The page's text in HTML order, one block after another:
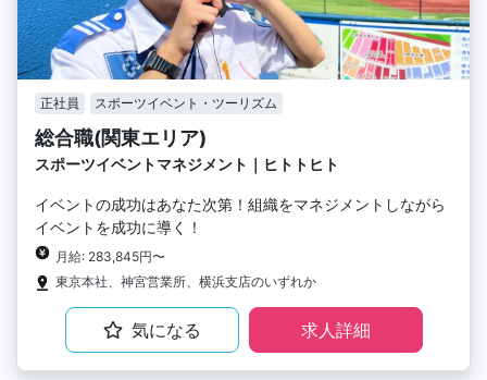
正社員 スポーツイベント・ツーリズム
総合職(関東エリア)
スポーツイベントマネジメント｜ヒトトヒト
イベントの成功はあなた次第！組織をマネジメントしながら
イベントを成功に導く！
月給: 283,845円〜
東京本社、神宮営業所、横浜支店のいずれか
気になる 求人詳細